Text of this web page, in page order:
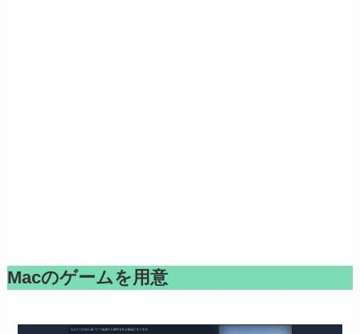
Macのゲームを用意